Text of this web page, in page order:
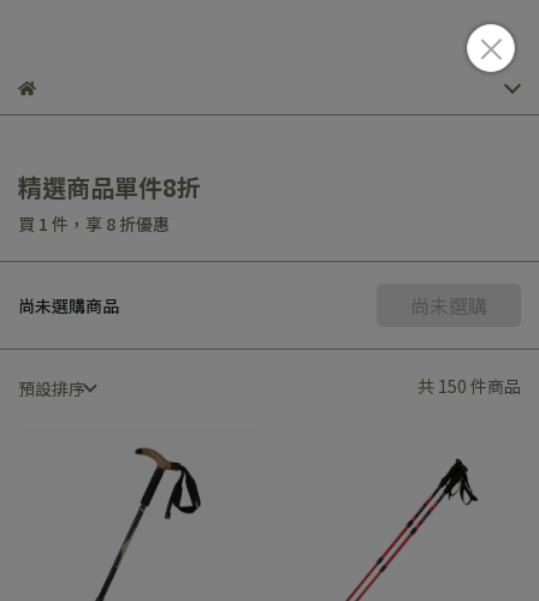
精選商品單件8折
買 1 件， 享 8 折優惠
尚未選購商品 尚未選購
預設排序 共 150 件商品